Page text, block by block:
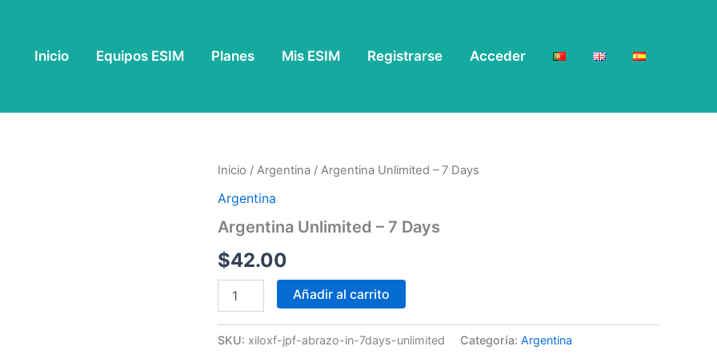
Inicio Equipos ESIM Planes Mis ESIM Registrarse Acceder
Inicio / Argentina / Argentina Unlimited – 7 Days
Argentina
Argentina Unlimited – 7 Days
$42.00
Argentina
-
Days
Añadir al carrito
SKU: xiloxf-jpf-abrazo-in-7days-unlimited Categoría: Argentina